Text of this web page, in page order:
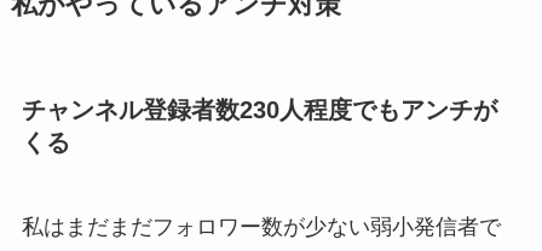
チャンネル登録者数230人程度でもアンチが
くる
私はまだまだフォロワー数が少ない弱小発信者で